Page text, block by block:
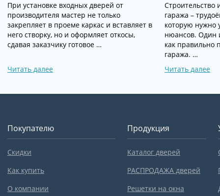
При установке входных дверей от
производителя мастер не только
закрепляет в проеме каркас и вставляет в
него створку, но и оформляет откосы,
сдавая заказчику готовое …
Читать далее
Строительство
гаража –
которую нужно
нюансов. Один
как правильно
гаража. …
Читать далее
Покупателю
Скидки
Как купить
О компании
Продукция
Каталог дверей
РАСПРОДАЖА дверей
Решетки на окна